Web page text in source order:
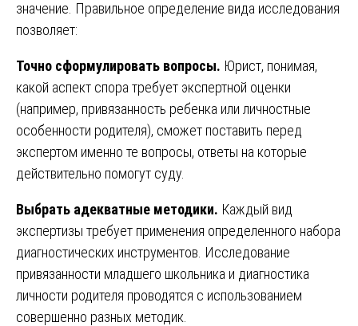
значение. Правильное определение вида исследования
позволяет:
Точно сформулировать вопросы. Юрист, понимая,
какой аспект спора требует экспертной оценки
(например, привязанность ребенка или личностные
особенности родителя), сможет поставить перед
экспертом именно те вопросы, ответы на которые
действительно помогут суду.
Выбрать адекватные методики. Каждый вид
экспертизы требует применения определенного набора
диагностических инструментов. Исследование
привязанности младшего школьника и диагностика
личности родителя проводятся с использованием
совершенно разных методик.